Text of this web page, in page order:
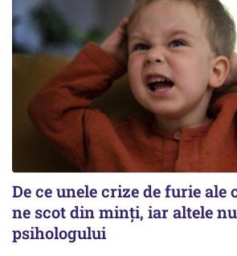
De ce unele crize de furie
ne scot din minți, iar altele
psihologului